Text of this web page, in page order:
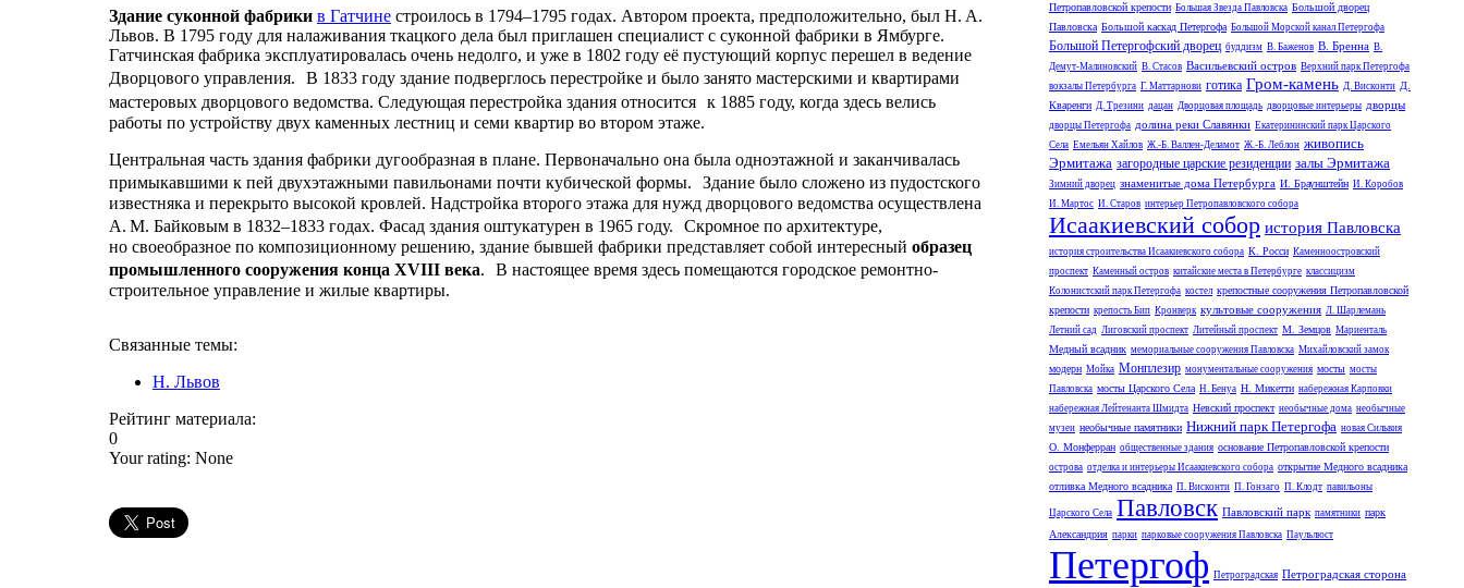
Здание суконной фабрики в Гатчине строилось в 1794–1795 годах. Автором проекта, предположительно, был Н. А.
Львов. В 1795 году для налаживания ткацкого дела был приглашен специалист с суконной фабрики в Ямбурге.
Гатчинская фабрика эксплуатировалась очень недолго, и уже в 1802 году её пустующий корпус перешел в ведение
Дворцового управления. В 1833 году здание подверглось перестройке и было занято мастерскими и квартирами
мастеровых дворцового ведомства. Следующая перестройка здания относится к 1885 году, когда здесь велись
работы по устройству двух каменных лестниц и семи квартир во втором этаже.
Центральная часть здания фабрики дугообразная в плане. Первоначально она была одноэтажной и заканчивалась
примыкавшими к пей двухэтажными павильонами почти кубической формы. Здание было сложено из пудостского
известняка и перекрыто высокой кровлей. Надстройка второго этажа для нужд дворцового ведомства осуществлена
А. М. Байковым в 1832–1833 годах. Фасад здания оштукатурен в 1965 году. Скромное по архитектуре,
но своеобразное по композиционному решению, здание бывшей фабрики представляет собой интересный образец
промышленного сооружения конца XVIII века. В настоящее время здесь помещаются городское ремонтно-
строительное управление и жилые квартиры.
Связанные темы:
Н. Львов
Рейтинг материала:
0
Your rating: None
Петропавловской крепости Большая Звезда Павловска Большой дворец
Павловска Большой каскад Петергофа Большой Морской канал Петергофа
Большой Петергофский дворец буддизм В. Баженов В. Бренна В.
Демут-Малиновский В. Стасов Васильевский остров Верхний парк Петергофа
вокзалы Петербурга Г. Маттарнови готика Гром-камень Д. Висконти Д.
Кваренги Д. Трезини дацан Дворцовая площадь дворцовые интерьеры дворцы
дворцы Петергофа долина реки Славянки Екатерининский парк Царского
Села Емельян Хайлов Ж.-Б. Валлен-Деламот Ж.-Б. Леблон живопись
Эрмитажа загородные царские резиденции залы Эрмитажа
Зимний дворец знаменитые дома Петербурга И. Браунштейн И. Коробов
И. Мартос И. Старов интерьер Петропавловского собора
Исаакиевский собор история Павловска
история строительства Исаакиевского собора К. Росси Каменноостровский
проспект Каменный остров китайские места в Петербурге классицизм
Колонистский парк Петергофа костел крепостные сооружения Петропавловской
крепости крепость Бип Кронверк культовые сооружения Л. Шарлемань
Летний сад Лиговский проспект Литейный проспект М. Земцов Мариенталь
Медный всадник мемориальные сооружения Павловска Михайловский замок
модерн Мойка Монплезир монументальные сооружения мосты мосты
Павловска мосты Царского Села Н. Бенуа Н. Микетти набережная Карповки
набережная Лейтенанта Шмидта Невский проспект необычные дома необычные
музеи необычные памятники Нижний парк Петергофа новая Сильвия
О. Монферран общественные здания основание Петропавловской крепости
острова отделка и интерьеры Исаакиевского собора открытие Медного всадника
отливка Медного всадника П. Висконти П. Гонзаго П. Клодт павильоны
Царского Села Павловск Павловский парк памятники парк
Александрия парки парковые сооружения Павловска Паульлюст
Петергоф Петроградская Петроградская сторона